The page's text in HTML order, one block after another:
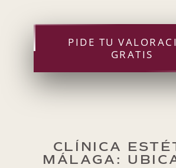
PIDE TU
GRATIS
CLÍNICA
MÁLAGA: